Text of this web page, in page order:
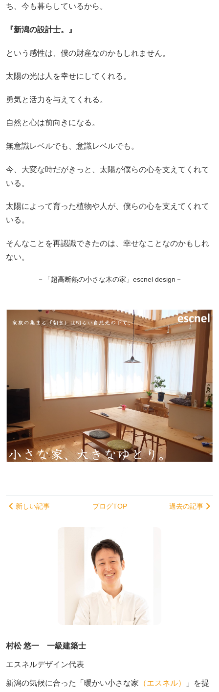
ち、今も暮らしているから。
『新潟の設計士。』
という感性は、僕の財産なのかもしれません。
太陽の光は人を幸せにしてくれる。
勇気と活力を与えてくれる。
自然と心は前向きになる。
無意識レベルでも、意識レベルでも。
今、大変な時だがきっと、太陽が僕らの心を支えてくれて
いる。
太陽によって育った植物や人が、僕らの心を支えてくれて
いる。
そんなことを再認識できたのは、幸せなことなのかもしれ
ない。
－「超高断熱の小さな木の家」escnel design－
新しい記事 ブログTOP 過去の記事
村松 悠一 一級建築士
エスネルデザイン代表
新潟の気候に合った「暖かい小さな家 （エスネル）
」を提